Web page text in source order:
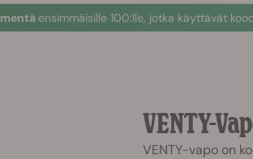
ensimmäisille 100:lle, jotka käyttävät
VENTY-
VENTY-vapo on